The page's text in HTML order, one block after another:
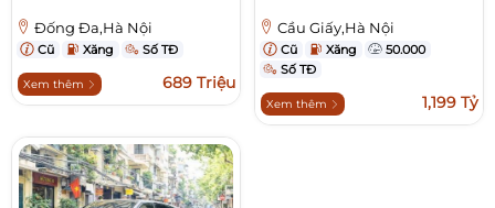
Đống Đa,Hà Nội
Cũ Xăng Số TĐ
Xem thêm 689 Triệu
Cầu Giấy,Hà Nội
Cũ Xăng
50.000
Số TĐ
Xem thêm 1,199 Tỷ